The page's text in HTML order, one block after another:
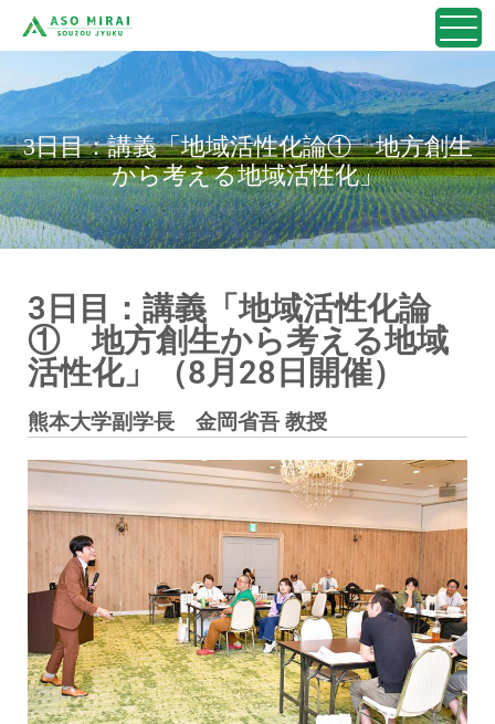
3日目：講義「地域活性化論① 地方創生
から考える地域活性化」
3日目：講義「地域活性化論
① 地方創生から考える地域
活性化」（8月28日開催）
熊本大学副学長 金岡省吾 教授